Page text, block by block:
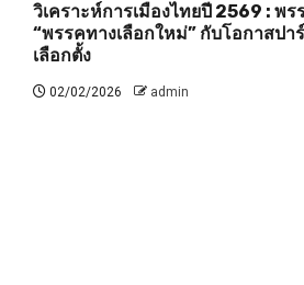
วิเคราะห์การเมืองไทยปี 2569 : พ
“พรรคทางเลือกใหม่” กับโอกาสป
เลือกตั้ง
02/02/2026 admin